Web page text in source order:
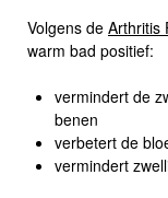
Volgens de Arthritis
warm bad positief:
vermindert de
benen
verbetert de
vermindert